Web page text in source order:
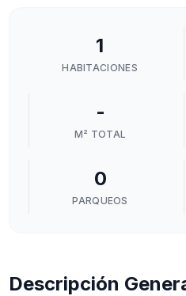
1
HABITACIONES
-
M² TOTAL
0
PARQUEOS
Descripción